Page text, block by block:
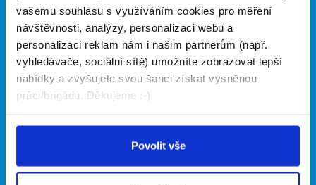
vašemu souhlasu s využíváním cookies pro měření
návštěvnosti, analýzy, personalizaci webu a
personalizaci reklam nám i našim partnerům (např.
vyhledávače, sociální sítě) umožníte zobrazovat lepší
nabídky a zvyšujete svou šanci získat vysněnou
práci/brigádu. Děkujeme :-)
Povolit vše
Brigádníci
Články
Hledané brigády
Firmy
Vložit inzerát
Ceník
Propagace
O portálu
O nás
Naše další projekty
Fajn brigády